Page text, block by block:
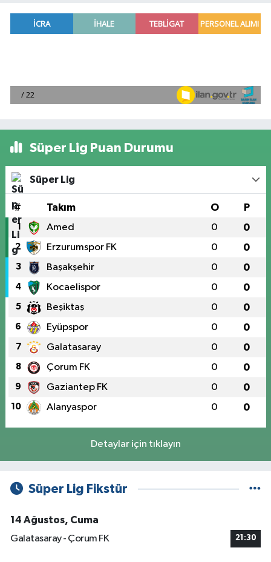
Süper Lig Puan Durumu
Süper Lig
# Takım O P
1 Amed 0 0
2 Erzurumspor FK 0 0
3 Başakşehir 0 0
4 Kocaelispor 0 0
5 Beşiktaş 0 0
6 Eyüpspor 0 0
7 Galatasaray 0 0
8 Çorum FK 0 0
9 Gaziantep FK 0 0
10 Alanyaspor 0 0
Detaylar için tıklayın
Süper Lig Fikstür
14 Ağustos, Cuma
Galatasaray - Çorum FK
21:30